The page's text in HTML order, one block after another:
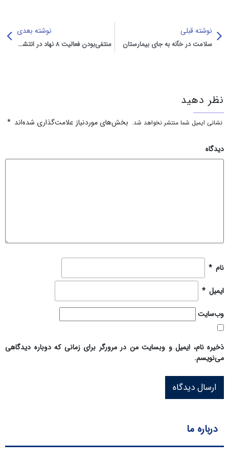
نوشته قبلی
سلامت در خآنه به جای بیمارستان
نوشته بعدی
منتفی‌بودن فعالیت ۸ نهاد در انتشار بوی بد در تهران
نظر دهید
نشانی ایمیل شما منتشر نخواهد شد. بخش‌های موردنیاز علامت‌گذاری شده‌اند *
دیدگاه
نام *
ایمیل *
وب‌سایت
ذخیره نام، ایمیل و وبسایت من در مرورگر برای زمانی که دوباره دیدگاهی
می‌نویسم.
درباره ما